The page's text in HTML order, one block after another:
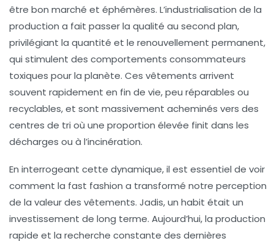
être bon marché et éphémères. L’industrialisation de la
production a fait passer la qualité au second plan,
privilégiant la quantité et le renouvellement permanent,
qui stimulent des comportements consommateurs
toxiques pour la planète. Ces vêtements arrivent
souvent rapidement en fin de vie, peu réparables ou
recyclables, et sont massivement acheminés vers des
centres de tri où une proportion élevée finit dans les
décharges ou à l’incinération.
En interrogeant cette dynamique, il est essentiel de voir
comment la fast fashion a transformé notre perception
de la valeur des vêtements. Jadis, un habit était un
investissement de long terme. Aujourd’hui, la production
rapide et la recherche constante des dernières